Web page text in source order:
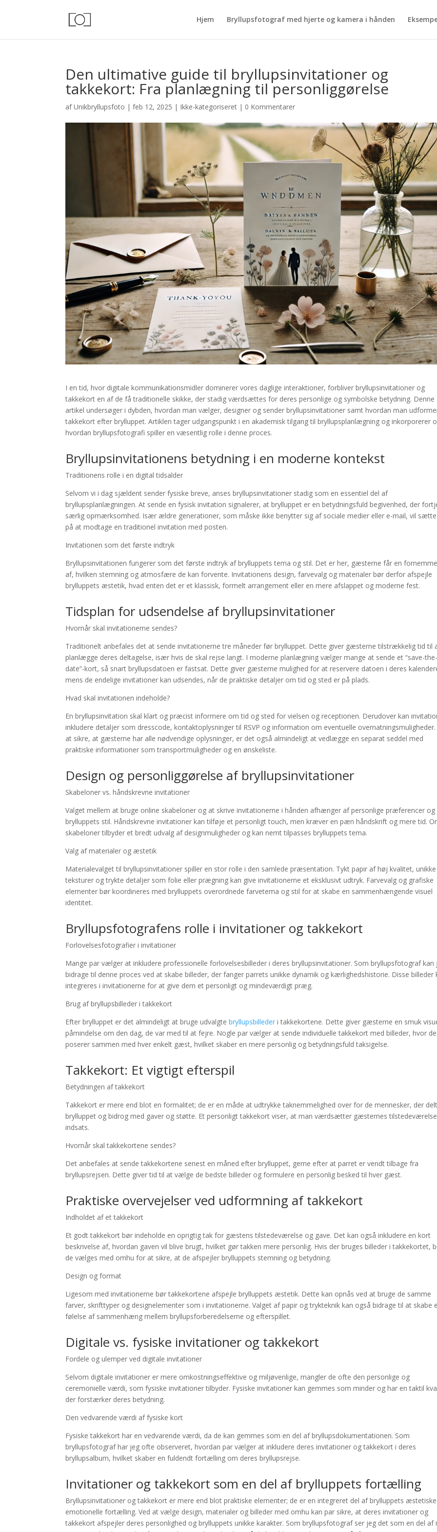
Hjem Bryllupsfotograf med hjerte og kamera i hånden
Den ultimative guide til bryllupsinvitationer og
takkekort: Fra planlægning til personliggørelse
afUnikbryllupsfoto |feb 12, 2025 | Ikke-kategoriseret | 0 Kommentarer
I en tid, hvor digitale kommunikationsmidler dominerer vores daglige interaktioner, forbliver bryllupsinvitationer og
takkekort en af de få traditionelle skikke, der stadig værdsættes for deres personlige og symbolske betydning. Denne
artikel undersøger i dybden, hvordan man vælger, designer og sender bryllupsinvitationer samt hvordan man
takkekort efter brylluppet. Artiklen tager udgangspunkt i en akademisk tilgang til bryllupsplanlægning og inkorporerer
hvordan bryllupsfotografi spiller en væsentlig rolle i denne proces.
Bryllupsinvitationens betydning i en moderne kontekst
Traditionens rolle i en digital tidsalder
Selvom vi i dag sjældent sender fysiske breve, anses bryllupsinvitationer stadig som en essentiel del af
bryllupsplanlægningen. At sende en fysisk invitation signalerer, at brylluppet er en betydningsfuld begivenhed, der
særlig opmærksomhed. Især ældre generationer, som måske ikke benytter sig af sociale medier eller e-mail, vil
på at modtage en traditionel invitation med posten.
Invitationen som det første indtryk
Bryllupsinvitationen fungerer som det første indtryk af brylluppets tema og stil. Det er her, gæsterne får en
af, hvilken stemning og atmosfære de kan forvente. Invitationens design, farvevalg og materialer bør derfor afspejle
brylluppets æstetik, hvad enten det er et klassisk, formelt arrangement eller en mere afslappet og moderne fest.
Tidsplan for udsendelse af bryllupsinvitationer
Hvornår skal invitationerne sendes?
Traditionelt anbefales det at sende invitationerne tre måneder før brylluppet. Dette giver gæsterne tilstrækkelig tid til
planlægge deres deltagelse, især hvis de skal rejse langt. I moderne planlægning vælger mange at sende et “save-the-
date”-kort, så snart bryllupsdatoen er fastsat. Dette giver gæsterne mulighed for at reservere datoen i deres
mens de endelige invitationer kan udsendes, når de praktiske detaljer om tid og sted er på plads.
Hvad skal invitationen indeholde?
En bryllupsinvitation skal klart og præcist informere om tid og sted for vielsen og receptionen. Derudover kan
inkludere detaljer som dresscode, kontaktoplysninger til RSVP og information om eventuelle
at sikre, at gæsterne har alle nødvendige oplysninger, er det også almindeligt at vedlægge en separat seddel med
praktiske informationer som transportmuligheder og en ønskeliste.
Design og personliggørelse af bryllupsinvitationer
Skabeloner vs. håndskrevne invitationer
Valget mellem at bruge online skabeloner og at skrive invitationerne i hånden afhænger af personlige præferencer og
brylluppets stil. Håndskrevne invitationer kan tilføje et personligt touch, men kræver en pæn håndskrift og mere tid.
skabeloner tilbyder et bredt udvalg af designmuligheder og kan nemt tilpasses brylluppets tema.
Valg af materialer og æstetik
Materialevalget til bryllupsinvitationer spiller en stor rolle i den samlede præsentation. Tykt papir af høj kvalitet, unikke
teksturer og trykte detaljer som folie eller prægning kan give invitationerne et eksklusivt udtryk. Farvevalg og grafiske
elementer bør koordineres med brylluppets overordnede farvetema og stil for at skabe en sammenhængende visuel
identitet.
Bryllupsfotografens rolle i invitationer og takkekort
Forlovelsesfotografier i invitationer
Mange par vælger at inkludere professionelle forlovelsesbilleder i deres bryllupsinvitationer. Som bryllupsfotograf kan
bidrage til denne proces ved at skabe billeder, der fanger parrets unikke dynamik og kærlighedshistorie. Disse billeder
integreres i invitationerne for at give dem et personligt og mindeværdigt præg.
Brug af bryllupsbilleder i takkekort
Efter brylluppet er det almindeligt at bruge udvalgtebryllupsbilleder i takkekortene. Dette giver gæsterne en smuk
påmindelse om den dag, de var med til at fejre. Nogle par vælger at sende individuelle takkekort med billeder, hvor de
poserer sammen med hver enkelt gæst, hvilket skaber en mere personlig og betydningsfuld taksigelse.
Takkekort: Et vigtigt efterspil
Betydningen af takkekort
Takkekort er mere end blot en formalitet; de er en måde at udtrykke taknemmelighed over for de mennesker, der
brylluppet og bidrog med gaver og støtte. Et personligt takkekort viser, at man værdsætter gæsternes
indsats.
Hvornår skal takkekortene sendes?
Det anbefales at sende takkekortene senest en måned efter brylluppet, gerne efter at parret er vendt tilbage fra
bryllupsrejsen. Dette giver tid til at vælge de bedste billeder og formulere en personlig besked til hver gæst.
Praktiske overvejelser ved udformning af takkekort
Indholdet af et takkekort
Et godt takkekort bør indeholde en oprigtig tak for gæstens tilstedeværelse og gave. Det kan også inkludere en kort
beskrivelse af, hvordan gaven vil blive brugt, hvilket gør takken mere personlig. Hvis der bruges billeder i takkekortet,
de vælges med omhu for at sikre, at de afspejler brylluppets stemning og betydning.
Design og format
Ligesom med invitationerne bør takkekortene afspejle brylluppets æstetik. Dette kan opnås ved at bruge de samme
farver, skrifttyper og designelementer som i invitationerne. Valget af papir og trykteknik kan også bidrage til at skabe
følelse af sammenhæng mellem bryllupsforberedelserne og efterspillet.
Digitale vs. fysiske invitationer og takkekort
Fordele og ulemper ved digitale invitationer
Selvom digitale invitationer er mere omkostningseffektive og miljøvenlige, mangler de ofte den personlige og
ceremonielle værdi, som fysiske invitationer tilbyder. Fysiske invitationer kan gemmes som minder og har en taktil
der forstærker deres betydning.
Den vedvarende værdi af fysiske kort
Fysiske takkekort har en vedvarende værdi, da de kan gemmes som en del af bryllupsdokumentationen. Som
bryllupsfotograf har jeg ofte observeret, hvordan par vælger at inkludere deres invitationer og takkekort i deres
bryllupsalbum, hvilket skaber en fuldendt fortælling om deres bryllupsrejse.
Invitationer og takkekort som en del af brylluppets fortælling
Bryllupsinvitationer og takkekort er mere end blot praktiske elementer; de er en integreret del af brylluppets
emotionelle fortælling. Ved at vælge design, materialer og billeder med omhu kan par sikre, at deres invitationer og
takkekort afspejler deres personlighed og brylluppets unikke karakter. Som bryllupsfotograf ser jeg det som en del af